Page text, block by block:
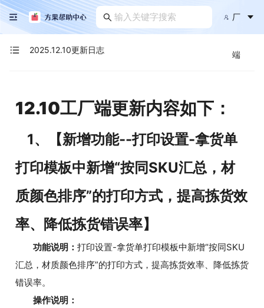
厂
端
2025.12.10更新日志
12.10工厂端更新内容如下：
1、【新增功能--打印设置-拿货单
打印模板中新增“按同SKU汇总，材
质颜色排序”的打印方式，提高拣货效
率、降低拣货错误率】
功能说明： 打印设置-拿货单打印模板中新增“按同SKU
汇总，材质颜色排序”的打印方式，提高拣货效率、降低拣货
错误率。
操作说明：